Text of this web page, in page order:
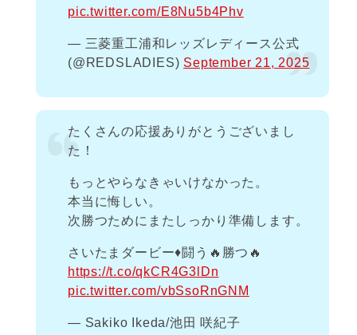
pic.twitter.com/E8Nu5b4Phv
— 三菱重工浦和レッズレディース公式
(@REDSLADIES) September 21, 2025
たくさんの応援ありがとうございまし
た！
もっとやらなきゃいけなかった。
本当に悔しい。
次勝つためにまたしっかり準備します。
さいたまダービー♦️闘う🔥勝つ🔥
https://t.co/qkCR4G3lDn
pic.twitter.com/vbSsoRnGNM
— Sakiko Ikeda/池田 咲紀子